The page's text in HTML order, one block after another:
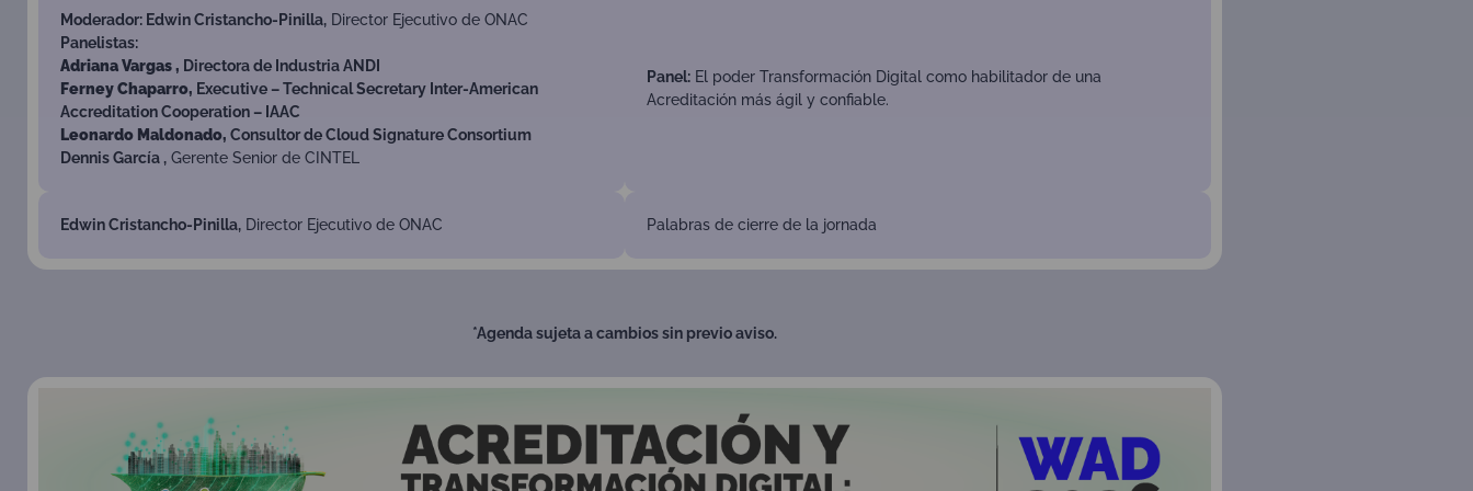
Moderador: Edwin Cristancho-Pinilla, Director Ejecutivo de ONAC
Panelistas:
Adriana Vargas , Directora de Industria ANDI
Ferney Chaparro, Executive – Technical Secretary Inter-American
Accreditation Cooperation – IAAC
Leonardo Maldonado, Consultor de Cloud Signature Consortium
Dennis García , Gerente Senior de CINTEL
Panel: El poder Transformación Digital como habilitador de una
Acreditación más ágil y confiable.
Edwin Cristancho-Pinilla, Director Ejecutivo de ONAC Palabras de cierre de la jornada
*Agenda sujeta a cambios sin previo aviso.